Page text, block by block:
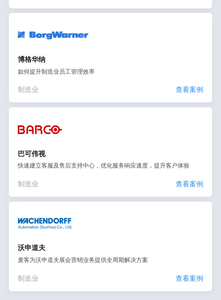
博格华纳
如何提升制造业员工管理效率
制造业 查看案例
巴可伟视
快速建立客服及售后支持中心，优化服务响应速度，提升客户体验
制造业 查看案例
沃申道夫
麦客为沃申道夫展会营销业务提供全周期解决方案
制造业 查看案例